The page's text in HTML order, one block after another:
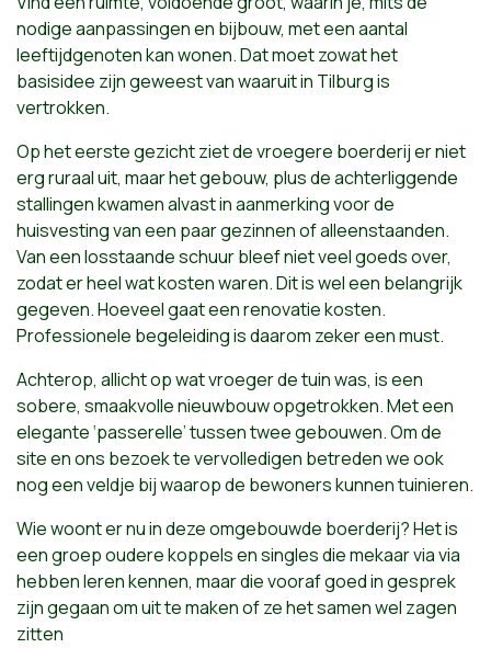
nodige aanpassingen en bijbouw, met een aantal
leeftijdgenoten kan wonen. Dat moet zowat het
basisidee zijn geweest van waaruit in Tilburg is
vertrokken.
Op het eerste gezicht ziet de vroegere boerderij er niet
erg ruraal uit, maar het gebouw, plus de achterliggende
stallingen kwamen alvast in aanmerking voor de
huisvesting van een paar gezinnen of alleenstaanden.
Van een losstaande schuur bleef niet veel goeds over,
zodat er heel wat kosten waren. Dit is wel een belangrijk
gegeven. Hoeveel gaat een renovatie kosten.
Professionele begeleiding is daarom zeker een must.
Achterop, allicht op wat vroeger de tuin was, is een
sobere, smaakvolle nieuwbouw opgetrokken. Met een
elegante ‘passerelle’ tussen twee gebouwen. Om de
site en ons bezoek te vervolledigen betreden we ook
nog een veldje bij waarop de bewoners kunnen tuinieren.
Wie woont er nu in deze omgebouwde boerderij? Het is
een groep oudere koppels en singles die mekaar via via
hebben leren kennen, maar die vooraf goed in gesprek
zijn gegaan om uit te maken of ze het samen wel zagen
zitten